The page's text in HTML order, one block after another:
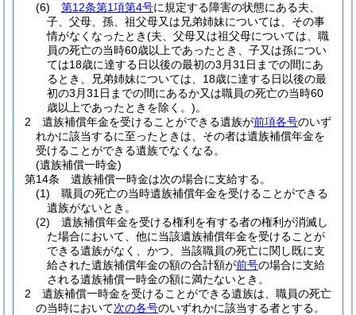
(6)
第12条第1項第4号に規定する障害の状態にある夫、
子、父母、孫、祖父母又は兄弟姉妹については、その事
情がなくなったとき(夫、父母又は祖父母については、職
員の死亡の当時60歳以上であったとき、子又は孫につい
ては18歳に達する日以後の最初の3月31日までの間にあ
るとき、兄弟姉妹については、18歳に達する日以後の最
初の3月31日までの間にあるか又は職員の死亡の当時60
歳以上であったときを除く。)。
2
遺族補償年金を受けることができる遺族が前項各号のいず
れかに該当するに至ったときは、その者は遺族補償年金を
受けることができる遺族でなくなる。
(遺族補償一時金)
第14条
遺族補償一時金は次の場合に支給する。
(1)
職員の死亡の当時遺族補償年金を受けることができる
遺族がないとき。
(2)
遺族補償年金を受ける権利を有する者の権利が消滅し
た場合において、他に当該遺族補償年金を受けることが
できる遺族がなく、かつ、当該職員の死亡に関し既に支
給された遺族補償年金の額の合計額が前号の場合に支給
される遺族補償一時金の額に満たないとき。
2
遺族補償一時金を受けることができる遺族は、職員の死亡
の当時において次の各号のいずれかに該当する者とする。